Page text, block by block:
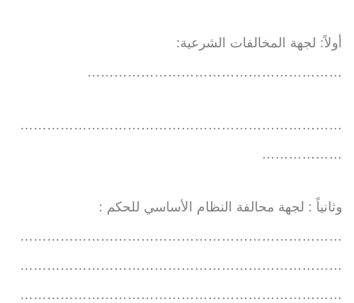
أولاً: لجهة المخالفات الشرعية:
…………………………………………………
………………………………………………………………
………………
وثانياً : لجهة محالفة النظام الأساسي للحكم :
………………………………………………………………
………………………………………………………………
………………………………………………………………